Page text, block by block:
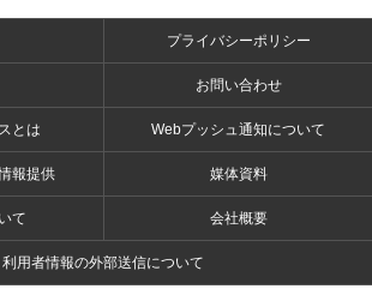
プライバシーポリシー
お問い合わせ
とは Webプッシュ通知について
報提供 媒体資料
て 会社概要
利用者情報の外部送信について